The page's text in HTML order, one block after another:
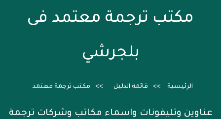
مكتب ترجمة معتمد فى
بلجرشي
الرئيسية قائمة الدليل مكتب ترجمة معتمد
عناوين وتليفونات واسماء مكاتب وشركات ترجمة